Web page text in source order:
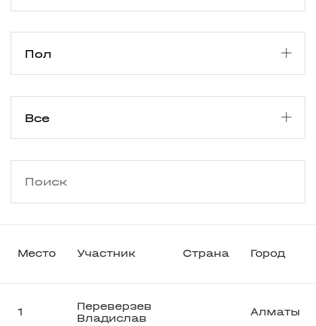
Место Участник Страна Город
1
Переверзев
Владислав
Алматы